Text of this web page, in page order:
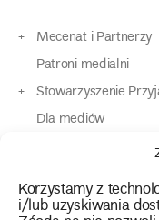
Korzystamy z
i/lub uzyskiwania
Mecenat i Partnerzy
Patroni medialni
Stowarzyszenie
Dla mediów
Dla osób o
Kontakt